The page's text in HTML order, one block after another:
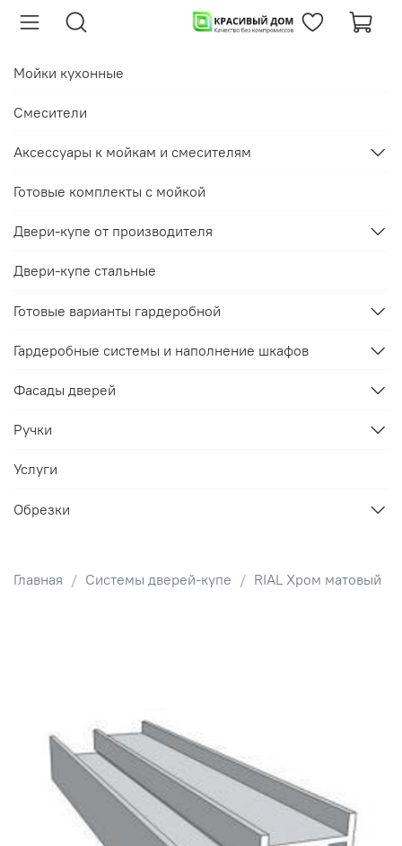
Главная Системы дверей-купе RIAL Хром матовый
Мойки кухонные
Смесители
Аксессуары к мойкам и смесителям
Готовые комплекты с мойкой
Двери-купе от производителя
Двери-купе стальные
Готовые варианты гардеробной
Гардеробные системы и наполнение шкафов
Фасады дверей
Ручки
Услуги
Обрезки